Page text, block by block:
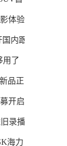
体验
内跟
用了
品正
开启
录播
海力